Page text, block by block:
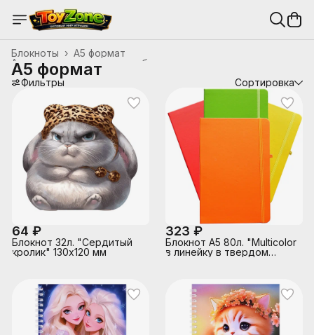
А5 формат
Блокноты ›
Анкеты, записные книжки, блокноты
Канцтовары, школьные принадлежности
Главная ›
А5 формат
Фильтры Сортировка
64 ₽
Блокнот 32л. "Сердитый
кролик" 130х120 мм
323 ₽
Блокнот А5 80л. "Multicolor
в линейку в твердом
ассортименте(красный,
оранжевый, желтый,
зеленый), в дисплее